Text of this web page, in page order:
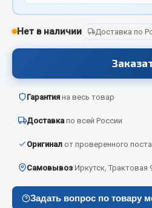
Автономные воздушные
Отопители салона
Весь раздел
Автотовары
Автозвук
Автокаталоги
Аптечки и знаки автомобильные
Нет в наличии Доставка по
Гарантия на весь товар
Доставка по всей России
Оригинал от проверенного
Самовывоз Иркутск, Трактовая
Задать вопрос по товару